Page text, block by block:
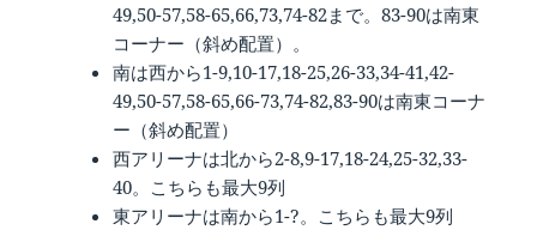
49,50-57,58-65,66,73,74-82まで。83-90は南東
コーナー（斜め配置）。
南は西から1-9,10-17,18-25,26-33,34-41,42-
49,50-57,58-65,66-73,74-82,83-90は南東コーナ
ー（斜め配置）
西アリーナは北から2-8,9-17,18-24,25-32,33-
40。こちらも最大9列
東アリーナは南から1-?。こちらも最大9列